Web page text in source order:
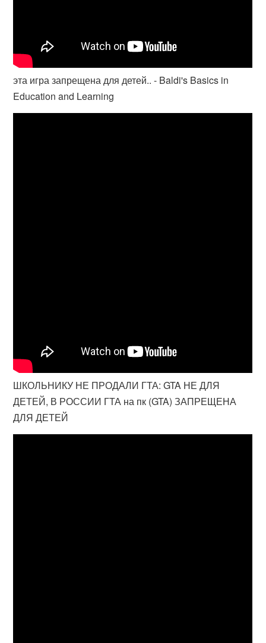
эта игра запрещена для детей.. - Baldi's Basics in
Education and Learning
ШКОЛЬНИКУ НЕ ПРОДАЛИ ГТА: GTA НЕ ДЛЯ
ДЕТЕЙ, В РОССИИ ГТА на пк (GTA) ЗАПРЕЩЕНА
ДЛЯ ДЕТЕЙ